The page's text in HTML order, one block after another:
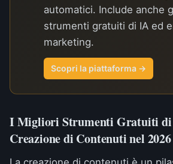
automatici. Include anche
strumenti gratuiti di IA ed
marketing.
Scopri la piattaforma →
I Migliori Strumenti Gratuiti
Creazione di Contenuti nel 2026